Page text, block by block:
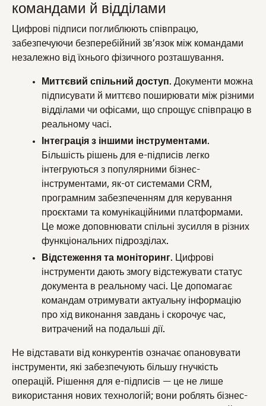
командами й відділами
Цифрові підписи поглиблюють співпрацю,
забезпечуючи безперебійний зв’язок між командами
незалежно від їхнього фізичного розташування.
Миттєвий спільний доступ. Документи можна
підписувати й миттєво поширювати між різними
відділами чи офісами, що спрощує співпрацю в
реальному часі.
Інтеграція з іншими інструментами.
Більшість рішень для е-підписів легко
інтегруються з популярними бізнес-
інструментами, як-от системами CRM,
програмним забезпеченням для керування
проєктами та комунікаційними платформами.
Це може доповнювати спільні зусилля в різних
функціональних підрозділах.
Відстеження та моніторинг. Цифрові
інструменти дають змогу відстежувати статус
документа в реальному часі. Це допомагає
командам отримувати актуальну інформацію
про хід виконання завдань і скорочує час,
витрачений на подальші дії.
Не відставати від конкурентів означає опановувати
інструменти, які забезпечують більшу гнучкість
операцій. Рішення для е-підписів — це не лише
використання нових технологій; вони роблять бізнес-